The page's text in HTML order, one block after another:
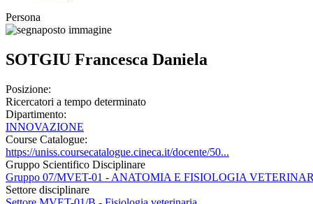
Persona
SOTGIU Francesca Daniela
Posizione:
Ricercatori a tempo determinato
Dipartimento:
INNOVAZIONE
Course Catalogue:
https://uniss.coursecatalogue.cineca.it/docente/50...
Gruppo Scientifico Disciplinare
Gruppo 07/MVET-01 - ANATOMIA E FISIOLOGIA
Settore disciplinare